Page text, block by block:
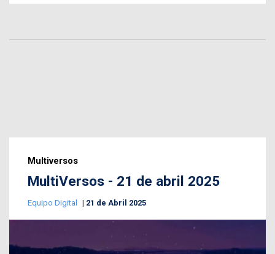
Multiversos
MultiVersos - 21 de abril 2025
Equipo Digital 21 de Abril 2025